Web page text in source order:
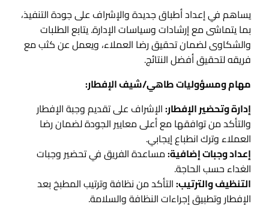
يساهم في إعداد أطباق جديدة والإشراف على جودة التنفيذ،
بما يتماشى مع إرشادات وسياسات الإدارة. يتابع الطلبات
والشكاوى لضمان تحقيق رضا العملاء، ويعمل عن كثب مع
فريقه لتحقيق أفضل النتائج.
مهام ومسؤوليات طاهي/شيف الإفطار:
إدارة وتحضير الإفطار:الإشراف على تقديم وجبة الإفطار
والتأكد من توافقها مع أعلى معايير الجودة لضمان رضا
العملاء وترك انطباع إيجابي.
إعداد وجبات إضافية:مساعدة الفريق في تحضير وجبات
الغداء حسب الحاجة.
التنظيف والترتيب:التأكد من نظافة وترتيب المطبخ بعد
الإفطار وتطبيق إجراءات النظافة والسلامة.